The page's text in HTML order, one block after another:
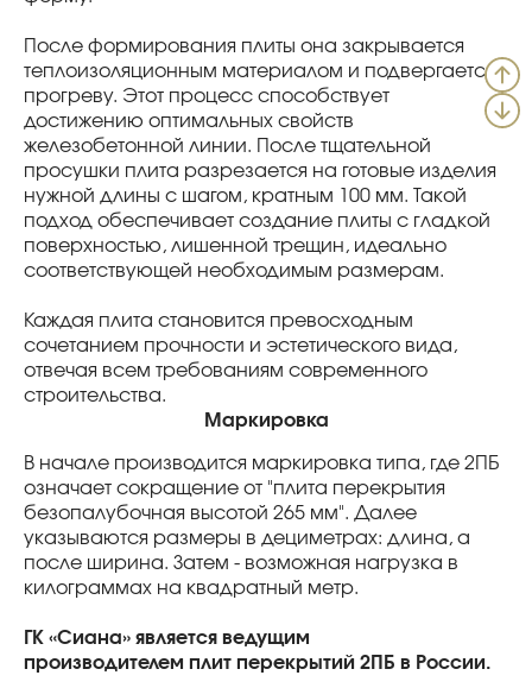
После формирования плиты она закрывается
теплоизоляционным материалом и подвергается
прогреву. Этот процесс способствует
достижению оптимальных свойств
железобетонной линии. После тщательной
просушки плита разрезается на готовые изделия
нужной длины с шагом, кратным 100 мм. Такой
подход обеспечивает создание плиты с гладкой
поверхностью, лишенной трещин, идеально
соответствующей необходимым размерам.
Каждая плита становится превосходным
сочетанием прочности и эстетического вида,
отвечая всем требованиям современного
строительства.
Маркировка
В начале производится маркировка типа, где 2ПБ
означает сокращение от "плита перекрытия
безопалубочная высотой 265 мм". Далее
указываются размеры в дециметрах: длина, а
после ширина. Затем - возможная нагрузка в
килограммах на квадратный метр.
ГК «Сиана» является ведущим
производителем плит перекрытий 2ПБ в России.